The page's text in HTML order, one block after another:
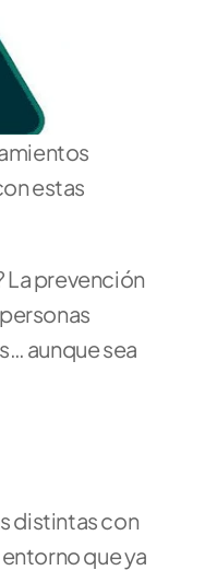
estas
La prevención
aunque sea
distintas con
que ya